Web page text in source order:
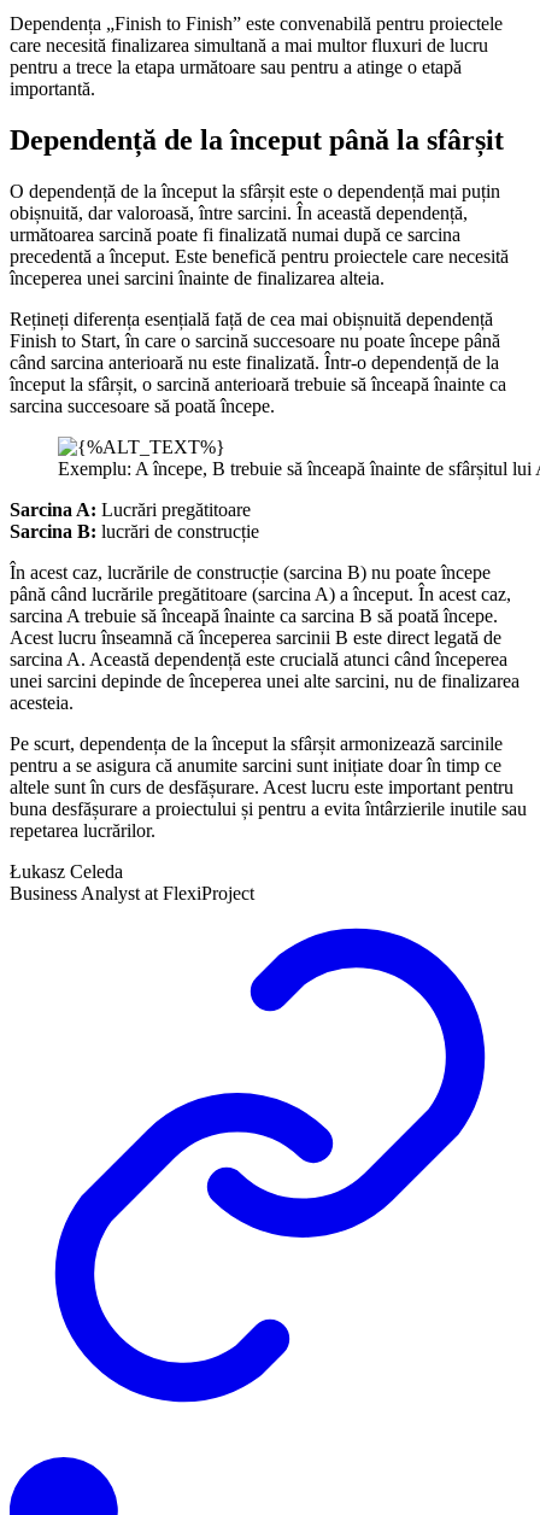
Dependența „Finish to Finish” este convenabilă pentru proiectele
care necesită finalizarea simultană a mai multor fluxuri de lucru
pentru a trece la etapa următoare sau pentru a atinge o etapă
importantă.
Dependență de la început până la sfârșit
O dependență de la început la sfârșit este o dependență mai puțin
obișnuită, dar valoroasă, între sarcini. În această dependență,
următoarea sarcină poate fi finalizată numai după ce sarcina
precedentă a început. Este benefică pentru proiectele care necesită
începerea unei sarcini înainte de finalizarea alteia.
Rețineți diferența esențială față de cea mai obișnuită dependență
Finish to Start, în care o sarcină succesoare nu poate începe până
când sarcina anterioară nu este finalizată. Într-o dependență de la
început la sfârșit, o sarcină anterioară trebuie să înceapă înainte ca
sarcina succesoare să poată începe.
Exemplu: A începe, B trebuie să înceapă înainte de sfârșitul lui
Sarcina A: Lucrări pregătitoare
Sarcina B: lucrări de construcție
În acest caz, lucrările de construcție (sarcina B) nu poate începe
până când lucrările pregătitoare (sarcina A) a început. În acest caz,
sarcina A trebuie să înceapă înainte ca sarcina B să poată începe.
Acest lucru înseamnă că începerea sarcinii B este direct legată de
sarcina A. Această dependență este crucială atunci când începerea
unei sarcini depinde de începerea unei alte sarcini, nu de finalizarea
acesteia.
Pe scurt, dependența de la început la sfârșit armonizează sarcinile
pentru a se asigura că anumite sarcini sunt inițiate doar în timp ce
altele sunt în curs de desfășurare. Acest lucru este important pentru
buna desfășurare a proiectului și pentru a evita întârzierile inutile sau
repetarea lucrărilor.
Łukasz Celeda
Business Analyst at FlexiProject